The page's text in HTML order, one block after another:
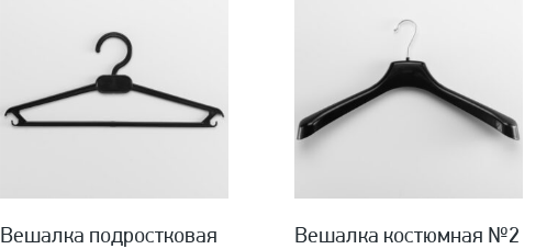
Вешалка подростковая
Вешалка костюмная №2